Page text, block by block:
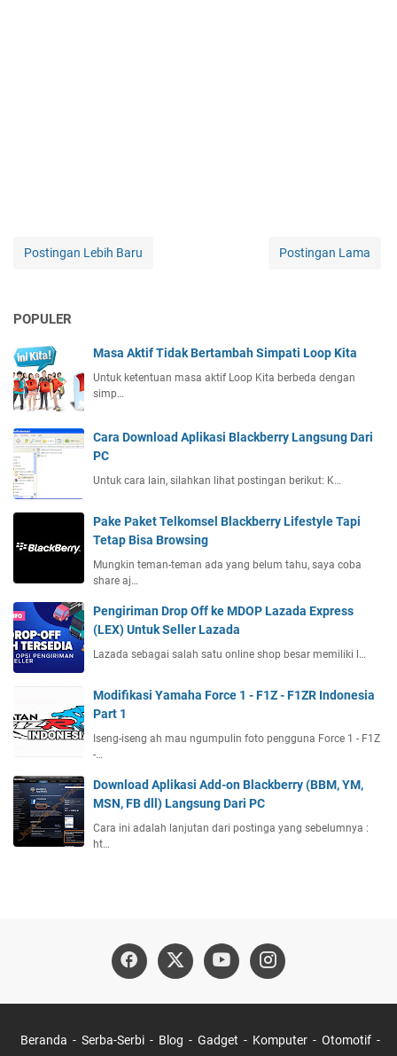
Postingan Lebih Baru Postingan Lama
POPULER
Masa Aktif Tidak Bertambah Simpati Loop Kita
Untuk ketentuan masa aktif Loop Kita berbeda dengan
simp…
Cara Download Aplikasi Blackberry Langsung Dari
PC
Untuk cara lain, silahkan lihat postingan berikut: K…
Pake Paket Telkomsel Blackberry Lifestyle Tapi
Tetap Bisa Browsing
Mungkin teman-teman ada yang belum tahu, saya coba
share aj…
Pengiriman Drop Off ke MDOP Lazada Express
(LEX) Untuk Seller Lazada
Lazada sebagai salah satu online shop besar memiliki l…
Modifikasi Yamaha Force 1 - F1Z - F1ZR Indonesia
Part 1
Iseng-iseng ah mau ngumpulin foto pengguna Force 1 - F1Z
-…
Download Aplikasi Add-on Blackberry (BBM, YM,
MSN, FB dll) Langsung Dari PC
Cara ini adalah lanjutan dari postinga yang sebelumnya :
ht…
Beranda Serba-Serbi Blog Gadget Komputer Otomotif